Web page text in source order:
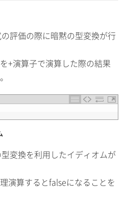
評価の際に暗黙の型変換が行
+演算子で演算した際の結果
変換を利用したイディオムが
演算するとfalseになることを